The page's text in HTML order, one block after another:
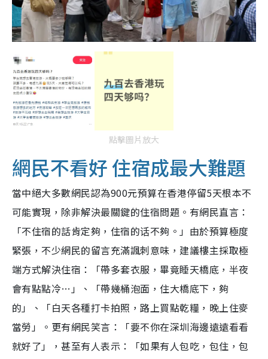
點擊圖片放大
網民不看好 住宿成最大難題
當中絕大多數網民認為900元預算在香港停留5天根本不
可能實現，除非解決最關鍵的住宿問題。有網民直言：
「不住宿的話肯定夠，住宿的话不夠。」由於預算極度
緊張，不少網民的留言充滿諷刺意味，建議樓主採取極
端方式解決住宿：「帶多套衣服，畢竟睡天橋底，半夜
會有點點冷…」、「帶幾桶泡面，住大橋底下，夠
的」、「白天各種打卡拍照，路上買點乾糧，晚上住麥
當勞」。更有網民笑言：「要不你在深圳海邊遠遠看看
就好了」，甚至有人表示：「如果有人包吃，包住，包